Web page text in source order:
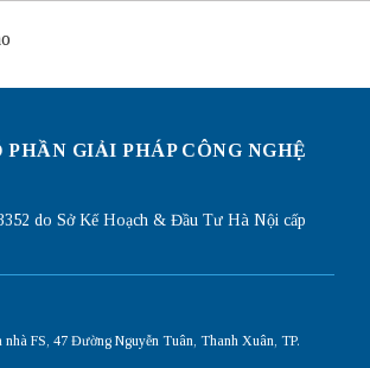
PHẦN GIẢI PHÁP CÔNG NGHỆ
do Sở Kế Hoạch & Đầu Tư Hà Nội cấp
nhà FS, 47 Đường Nguyễn Tuân, Thanh Xuân, TP.